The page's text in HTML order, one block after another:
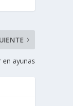
en ayunas